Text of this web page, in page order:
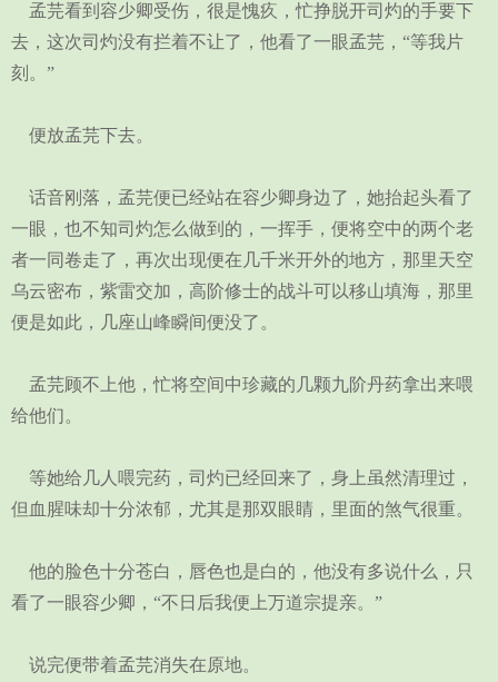
孟芫看到容少卿受伤，很是愧疚，忙挣脱开司灼的手要下
去，这次司灼没有拦着不让了，他看了一眼孟芫，“等我片
刻。”
便放孟芫下去。
话音刚落，孟芫便已经站在容少卿身边了，她抬起头看了
一眼，也不知司灼怎么做到的，一挥手，便将空中的两个老
者一同卷走了，再次出现便在几千米开外的地方，那里天空
乌云密布，紫雷交加，高阶修士的战斗可以移山填海，那里
便是如此，几座山峰瞬间便没了。
孟芫顾不上他，忙将空间中珍藏的几颗九阶丹药拿出来喂
给他们。
等她给几人喂完药，司灼已经回来了，身上虽然清理过，
但血腥味却十分浓郁，尤其是那双眼睛，里面的煞气很重。
他的脸色十分苍白，唇色也是白的，他没有多说什么，只
看了一眼容少卿，“不日后我便上万道宗提亲。”
说完便带着孟芫消失在原地。